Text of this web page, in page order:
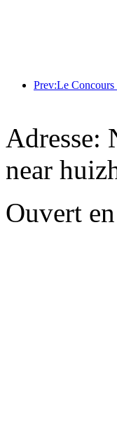
Adresse:
near
Ouvert